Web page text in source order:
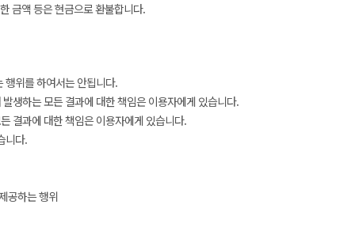
금액 등은 현금으로 환불합니다.
행위를 하여서는 안됩니다.
생하는 모든 결과에 대한 책임은 이용자에게 있습니다.
결과에 대한 책임은 이용자에게 있습니다.
니다.
공하는 행위